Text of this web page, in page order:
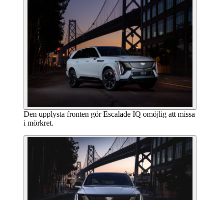
Den upplysta fronten gör Escalade IQ omöjlig att missa
i mörkret.